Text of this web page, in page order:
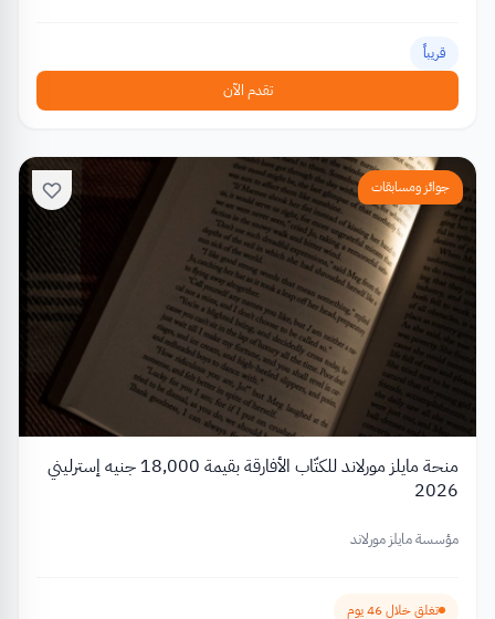
قريباً
تقدم الآن
جوائز ومسابقات
منحة مايلز مورلاند للكتّاب الأفارقة بقيمة 18,000 جنيه إسترليني
2026
مؤسسة مايلز مورلاند
تغلق خلال 46 يوم